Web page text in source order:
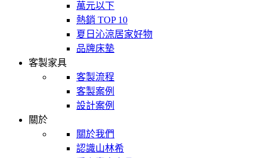
萬元以下
熱銷 TOP 10
夏日沁涼居家好物
品牌床墊
客製家具
客製流程
客製案例
設計案例
關於
關於我們
認識山林希